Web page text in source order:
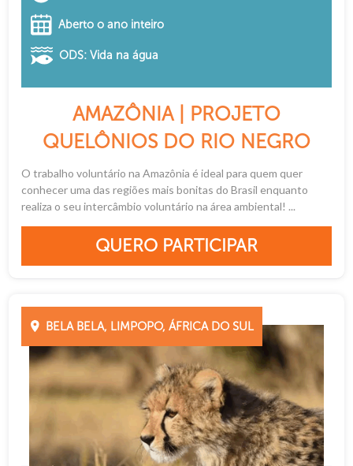
Aberto o ano inteiro
ODS: Vida na água
AMAZÔNIA | PROJETO
QUELÔNIOS DO RIO NEGRO
O trabalho voluntário na Amazônia é ideal para quem quer
conhecer uma das regiões mais bonitas do Brasil enquanto
realiza o seu intercâmbio voluntário na área ambiental! ...
QUERO PARTICIPAR
BELA BELA, LIMPOPO, ÁFRICA DO SUL